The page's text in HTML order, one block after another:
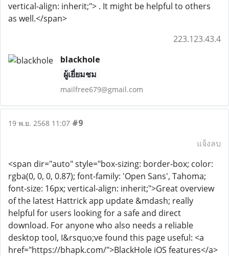
vertical-align: inherit;"> . It might be helpful to others
as well.</span>
223.123.43.4
blackhole
ผู้เยี่ยมชม
mailfree679@gmail.com
19 พ.ย. 2568 11:07 #9
แจ้งลบ
<span dir="auto" style="box-sizing: border-box; color:
rgba(0, 0, 0, 0.87); font-family: 'Open Sans', Tahoma;
font-size: 16px; vertical-align: inherit;">Great overview
of the latest Hattrick app update &mdash; really
helpful for users looking for a safe and direct
download. For anyone who also needs a reliable
desktop tool, I&rsquo;ve found this page useful: <a
href="https://bhapk.com/">BlackHole iOS features</a>